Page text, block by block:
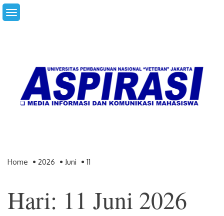
Skip
to
Home 2026 Juni 11
Hari: 11 Juni 2026